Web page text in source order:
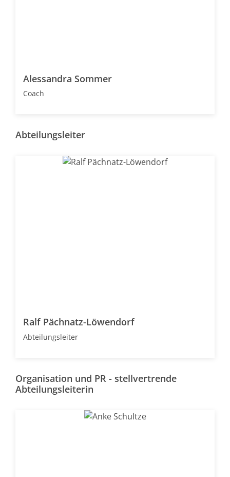
Alessandra Sommer
Coach
Abteilungsleiter
Ralf Pächnatz-Löwendorf
Abteilungsleiter
Organisation und PR - stellvertrende
Abteilungsleiterin